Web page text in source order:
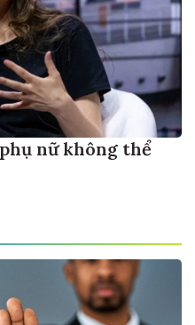
nữ không thể